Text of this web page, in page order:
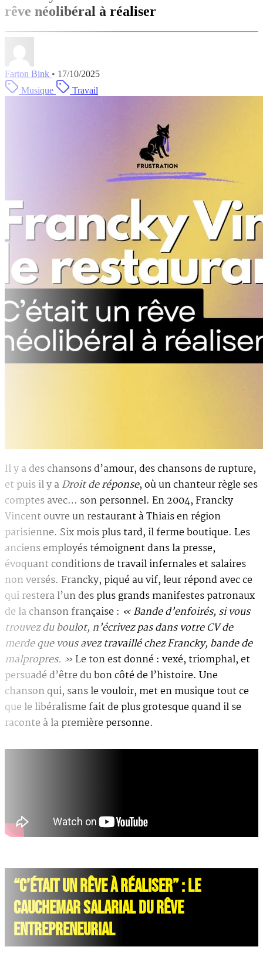
rêve néolibéral à réaliser
Farton Bink • 17/10/2025
Musique
Travail
Il y a des chansons d’amour, des chansons de rupture,
et puis il y aDroit de réponse, où un chanteur règle ses
comptes avec… son personnel. En 2004, Francky
Vincent ouvre un restaurant à Thiais en région
parisienne. Six mois plus tard, il ferme boutique. Les
anciens employés témoignent dans la presse,
évoquant conditions de travail infernales et salaires
non versés. Francky, piqué au vif, leur répond avec ce
qui restera l’un des plus grands manifestes patronaux
de la chanson française : « Bande d’enfoirés, si vous
trouvez du boulot, n’écrivez pas dans votre CV de
merde que vous avez travaillé chez Francky, bande de
malpropres. »Le ton est donné : vexé, triomphal, et
persuadé d’être du bon côté de l’histoire. Une
chanson qui, sans le vouloir, met en musique tout ce
que le libéralisme fait de plus grotesque quand il se
raconte à la première personne.
“C’ÉTAIT UN RÊVE À RÉALISER” : LE
CAUCHEMAR SALARIAL DU RÊVE
ENTREPRENEURIAL